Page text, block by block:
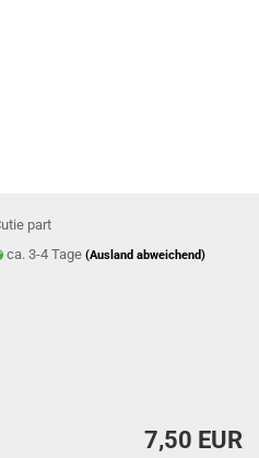
part
ca. 3-4 Tage(Ausland abweichend)
7,50 EUR